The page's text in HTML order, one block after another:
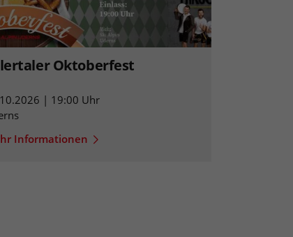
Oktoberfest
| 19:00 Uhr
Informationen